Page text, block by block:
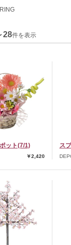
28件を表示
ット(7/1)
￥2,420
ス